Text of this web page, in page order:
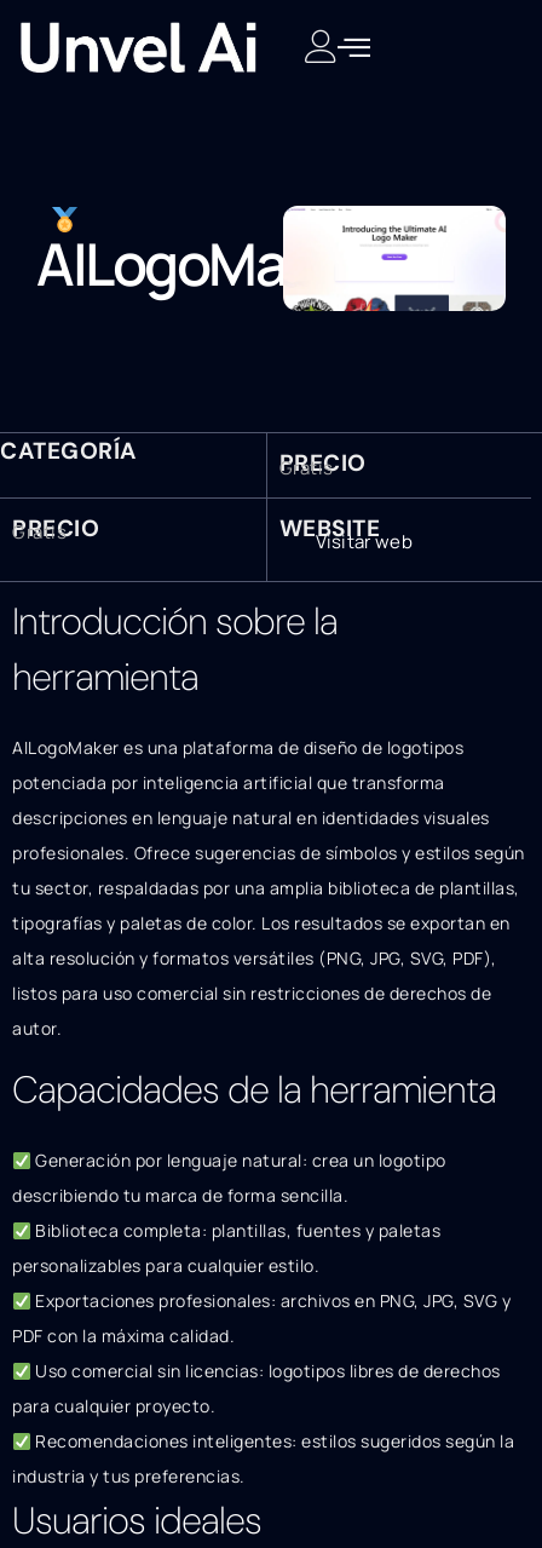
AILogoMaker
CATEGORÍA PRECIO
Gratis
PRECIO
Gratis WEBSITE
Visitar web
Introducción sobre la
herramienta
AILogoMaker es una plataforma de diseño de logotipos
potenciada por inteligencia artificial que transforma
descripciones en lenguaje natural en identidades visuales
profesionales. Ofrece sugerencias de símbolos y estilos según
tu sector, respaldadas por una amplia biblioteca de plantillas,
tipografías y paletas de color. Los resultados se exportan en
alta resolución y formatos versátiles (PNG, JPG, SVG, PDF),
listos para uso comercial sin restricciones de derechos de
autor.
Capacidades de la herramienta
Generación por lenguaje natural: crea un logotipo
describiendo tu marca de forma sencilla.
Biblioteca completa: plantillas, fuentes y paletas
personalizables para cualquier estilo.
Exportaciones profesionales: archivos en PNG, JPG, SVG y
PDF con la máxima calidad.
Uso comercial sin licencias: logotipos libres de derechos
para cualquier proyecto.
Recomendaciones inteligentes: estilos sugeridos según la
industria y tus preferencias.
Usuarios ideales